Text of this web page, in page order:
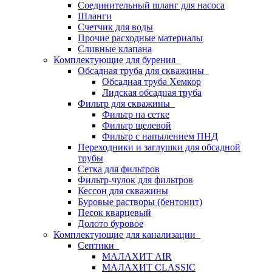
Соединительный шланг для насоса
Шланги
Счетчик для воды
Прочие расходные материалы
Сливные клапана
Комплектующие для бурения
Обсадная труба для скважины
Обсадная труба Хемкор
Лидская обсадная труба
Фильтр для скважины
Фильтр на сетке
Фильтр щелевой
Фильтр с напылением ПНД
Переходники и заглушки для обсадной
трубы
Сетка для фильтров
Фильтр-чулок для фильтров
Кессон для скважины
Буровые растворы (бентонит)
Песок кварцевый
Долото буровое
Комплектующие для канализации
Септики
МАЛАХИТ AIR
МАЛАХИТ CLASSIC